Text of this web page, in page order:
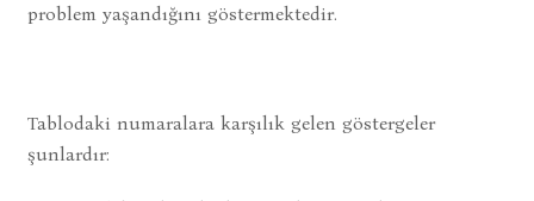
problem yaşandığını göstermektedir.
Tablodaki numaralara karşılık gelen göstergeler
şunlardır: